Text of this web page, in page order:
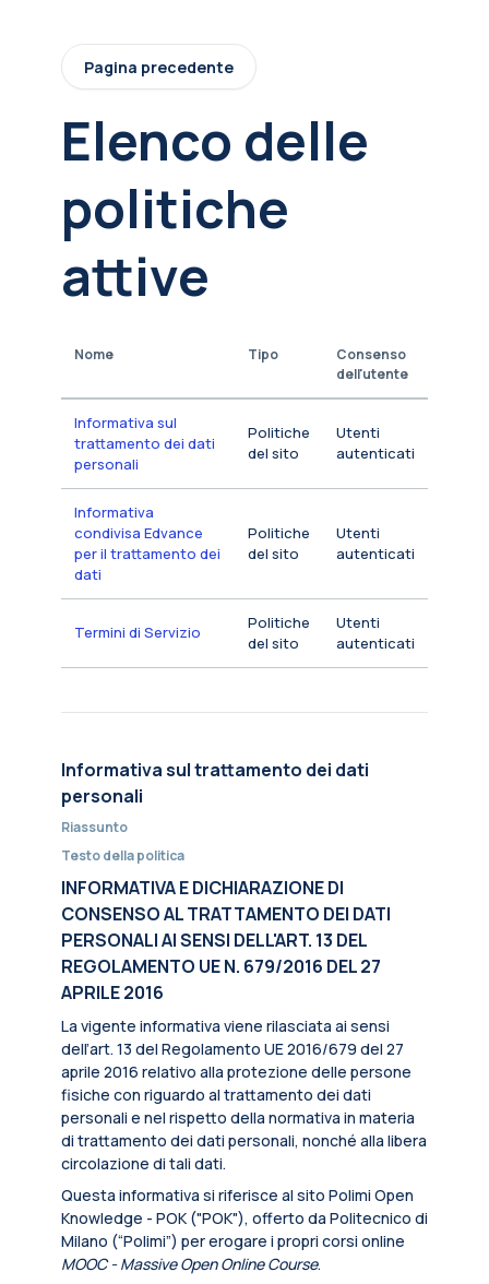
Pagina precedente
Elenco delle
politiche
attive
Nome Tipo
Consenso
dell'utente
Informativa sul
trattamento dei dati
personali
Politiche
del sito
Utenti
autenticati
Informativa
condivisa Edvance
per il trattamento dei
dati
Politiche
del sito
Utenti
autenticati
Termini di Servizio
Politiche
del sito
Utenti
autenticati
Informativa sul trattamento dei dati
personali
Riassunto
Testo della politica
INFORMATIVA E DICHIARAZIONE DI
CONSENSO AL TRATTAMENTO DEI DATI
PERSONALI AI SENSI DELL'ART. 13 DEL
REGOLAMENTO UE N. 679/2016 DEL 27
APRILE 2016
La vigente informativa viene rilasciata ai sensi
dell’art. 13 del Regolamento UE 2016/679 del 27
aprile 2016 relativo alla protezione delle persone
fisiche con riguardo al trattamento dei dati
personali e nel rispetto della normativa in materia
di trattamento dei dati personali, nonché alla libera
circolazione di tali dati.
Questa informativa si riferisce al sito Polimi Open
Knowledge - POK ("POK"), offerto da Politecnico di
Milano (“Polimi”) per erogare i propri corsi online
MOOC - Massive Open Online Course.